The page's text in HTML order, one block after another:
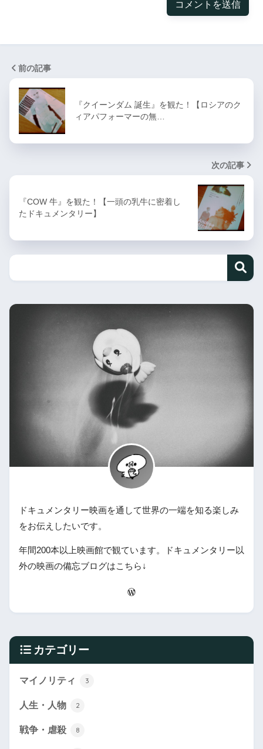
前の記事
『クイーンダム 誕生』を観た！【ロシアのク
ィアパフォーマーの無…
次の記事
『COW 牛』を観た！【一頭の乳牛に密着し
たドキュメンタリー】
ドキュメンタリー映画を通して世界の一端を知る楽しみ
をお伝えしたいです。
年間200本以上映画館で観ています。ドキュメンタリー以
外の映画の備忘ブログはこちら↓
カテゴリー
マイノリティ 3
人生・人物 2
戦争・虐殺 8